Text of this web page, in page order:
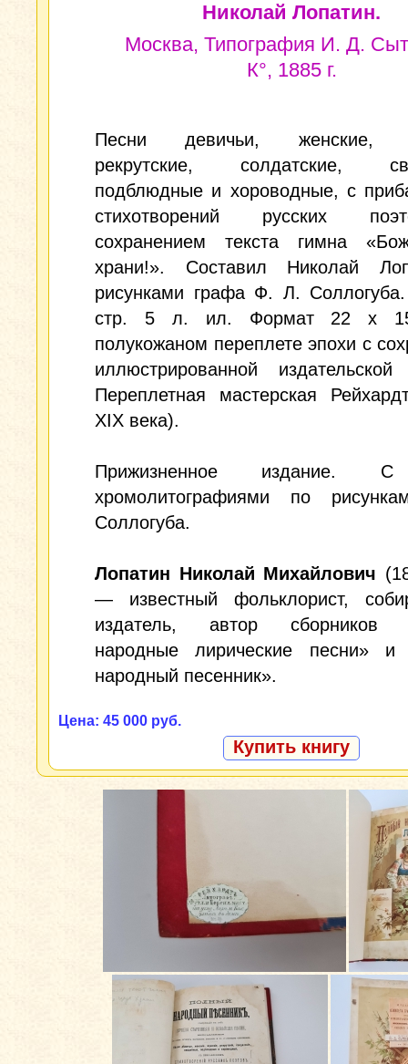
Николай Лопатин.
Москва, Типография И. Д.
К°, 1885 г.
Песни девичьи, женские,
рекрутские, солдатские,
подблюдные и хороводные, с
стихотворений русских
сохранением текста гимна
храни!». Составил Николай
рисунками графа Ф. Л.
стр. 5 л. ил. Формат 22 х
полукожаном переплете эпохи с
иллюстрированной издательской
Переплетная мастерская
XIX века).
Прижизненное издание.
хромолитографиями по
Соллогуба.
Лопатин Николай Михайлович
— известный фольклорист,
издатель, автор сборников
народные лирические песни» и
народный песенник».
Цена: 45 000 руб.
Купить книгу